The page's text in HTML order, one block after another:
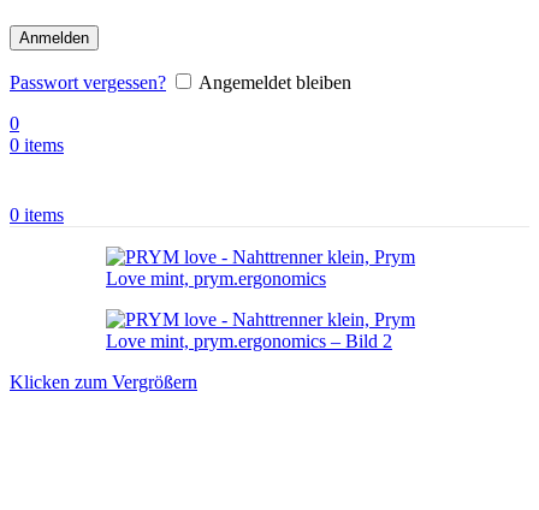
Anmelden
Passwort vergessen?
Angemeldet bleiben
0
0 items
0 items
Klicken zum Vergrößern